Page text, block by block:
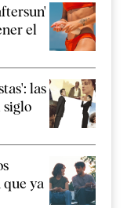
el
las
siglo
que ya